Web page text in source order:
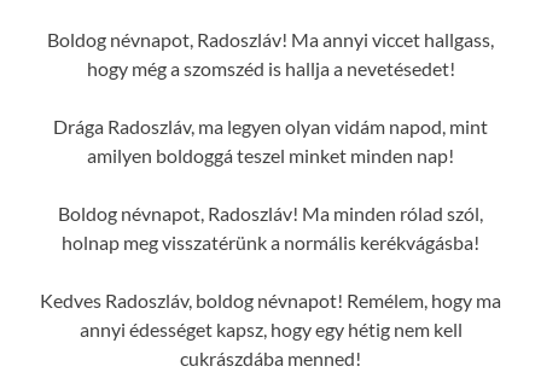
Boldog névnapot, Radoszláv! Ma annyi viccet hallgass,
hogy még a szomszéd is hallja a nevetésedet!
Drága Radoszláv, ma legyen olyan vidám napod, mint
amilyen boldoggá teszel minket minden nap!
Boldog névnapot, Radoszláv! Ma minden rólad szól,
holnap meg visszatérünk a normális kerékvágásba!
Kedves Radoszláv, boldog névnapot! Remélem, hogy ma
annyi édességet kapsz, hogy egy hétig nem kell
cukrászdába menned!